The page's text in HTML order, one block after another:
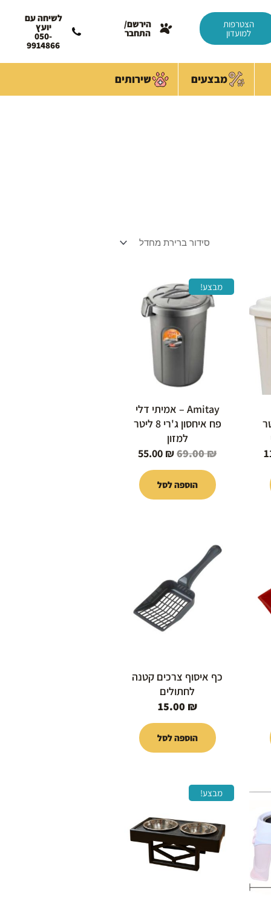
הצטרפות
למועדון
הירשם/
התחבר
לשיחה עם
יועץ
050-
9914866
מבצעים שירותים
ליטר
הנוכחי
הוא:
119.00 ₪.
מבצע!
Amitay – אמיתי דלי
פח איחסון ג'רי 8 ליטר
למזון
69.00₪
המחיר
המקורי
היה:
69.00 ₪.
55.00 ₪
הוספה לסל
כף איסוף צרכים קטנה
לחתולים
15.00 ₪
הוספה לסל
הוא:
129.00 ₪.
מבצע!
היה:
179.00 ₪.
149.00 ₪.